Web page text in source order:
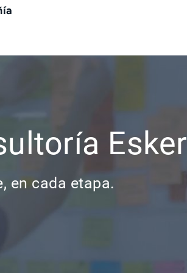
Esker
en cada etapa.